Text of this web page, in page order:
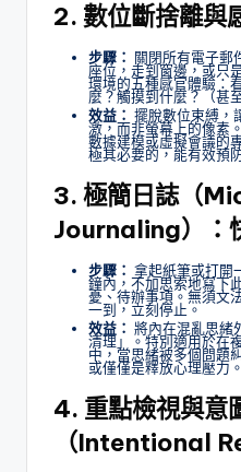
2. 數位斷捨離與
步驟： 關閉所有電子郵
座位，走到窗邊，或只
環境的五種感官體驗：
麼？觸摸到什麼？（甚
效益： 擺脫數位束縛，
激，而非螢幕上的像素
數據建模或虛擬會議的
極其必要的，能有效預
3. 極簡日誌（
Journaling）：
步驟： 拿起紙筆或打開
鐘內，不加思索地寫下
憂、待辦事項。無須文
一到，立刻停止。
效益： 將內在混亂思緒
清理」。特別適用於在
中，當思緒被多個問題
或僅僅是釋放心理壓力。
4. 重點檢視與意
（Intentional